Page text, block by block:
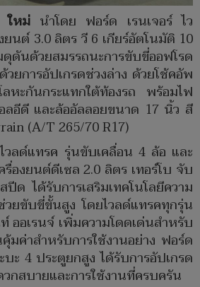
ใหม่นำโดย ฟอร์ด เรนเจอร์ ไว
ยนต์ 3.0 ลิตร วี 6 เกียร์อัตโนมัติ 10
ดันด้วยสมรรถนะการขับขี่ออฟโรด
ยการอัปเกรดช่วงล่าง ด้วยโช้คอัพ
หะกันกระแทกใต้ท้องรถ พร้อมไฟ
อีดี และล้ออัลลอยขนาด 17 นิ้ว สี
(A/T 265/70 R17)
วลด์แทรค รุ่นขับเคลื่อน 4 ล้อ และ
องยนต์ดีเซล 2.0 ลิตร เทอร์โบ จับ
ด ได้รับการเสริมเทคโนโลยีความ
ยขับขี่ขั้นสูง โดยไวลด์แทรคทุกรุ่น
ออเรนจ์ เพิ่มความโดดเด่นสำหรับ
มค่าสำหรับการใช้งานอย่าง ฟอร์ด
บะ 4 ประตูยกสูง ได้รับการอัปเกรด
กสบายและการใช้งานที่ครบครัน